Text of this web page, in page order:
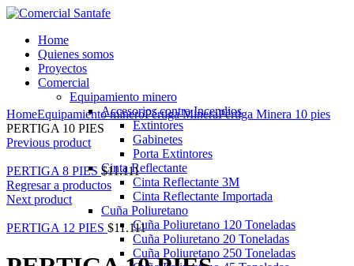
Home
Quienes somos
Proyectos
Comercial
Equipamiento minero
Accesorios contra Incendios
Extintores
Gabinetes
Porta Extintores
Cinta Reflectante
Cinta Reflectante 3M
Cinta Reflectante Importada
Cuña Poliuretano
Cuña Poliuretano 120 Toneladas
Cuña Poliuretano 20 Toneladas
Cuña Poliuretano 250 Toneladas
HomeEquipamiento mineroPértiga MineraPértiga Minera 10 pies
PERTIGA 10 PIES
Previous product
PERTIGA 8 PIES $11.111
Regresar a productos
Next product
PERTIGA 12 PIES $11.111